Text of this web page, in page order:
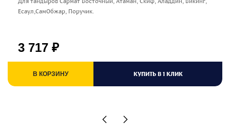
Есаул,СамОбжар, Поручик.
3 717 ₽
В КОРЗИНУ КУПИТЬ В 1 КЛИК